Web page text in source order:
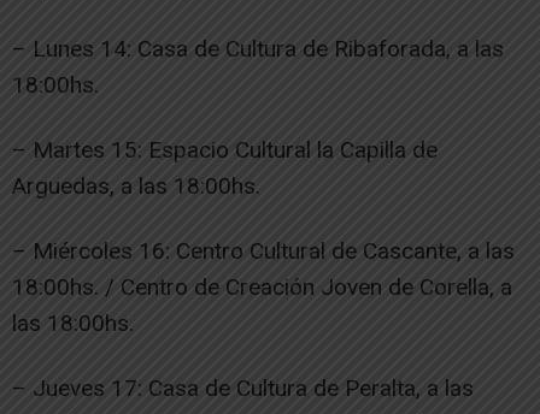
– Lunes 14: Casa de Cultura de Ribaforada, a las
18:00hs.
– Martes 15: Espacio Cultural la Capilla de
Arguedas, a las 18:00hs.
– Miércoles 16: Centro Cultural de Cascante, a las
18:00hs. / Centro de Creación Joven de Corella, a
las 18:00hs.
– Jueves 17: Casa de Cultura de Peralta, a las